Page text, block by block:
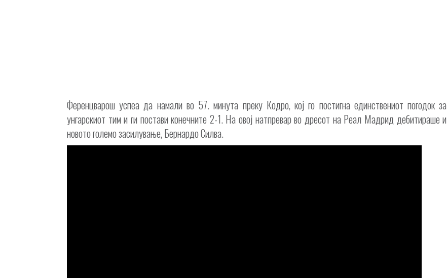
Ференцварош успеа да намали во 57. минута преку Кодро, кој го постигна единствениот погодок за
унгарскиот тим и ги постави конечните 2-1. На овој натпревар во дресот на Реал Мадрид дебитираше и
новото големо засилување, Бернардо Силва.